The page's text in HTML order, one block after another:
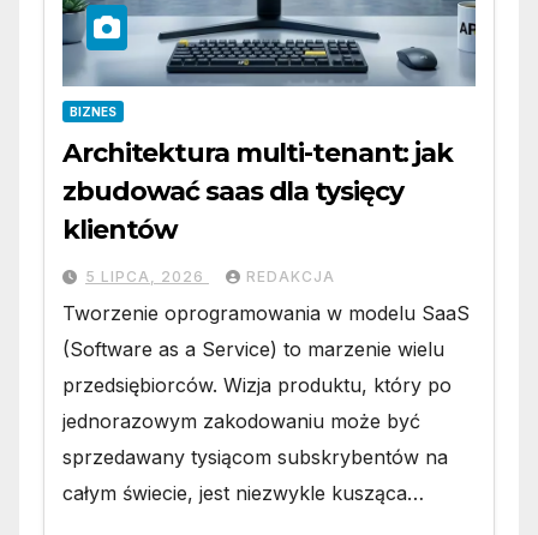
BIZNES
Architektura multi-tenant: jak
zbudować saas dla tysięcy
klientów
5 LIPCA, 2026 REDAKCJA
Tworzenie oprogramowania w modelu SaaS
(Software as a Service) to marzenie wielu
przedsiębiorców. Wizja produktu, który po
jednorazowym zakodowaniu może być
sprzedawany tysiącom subskrybentów na
całym świecie, jest niezwykle kusząca…